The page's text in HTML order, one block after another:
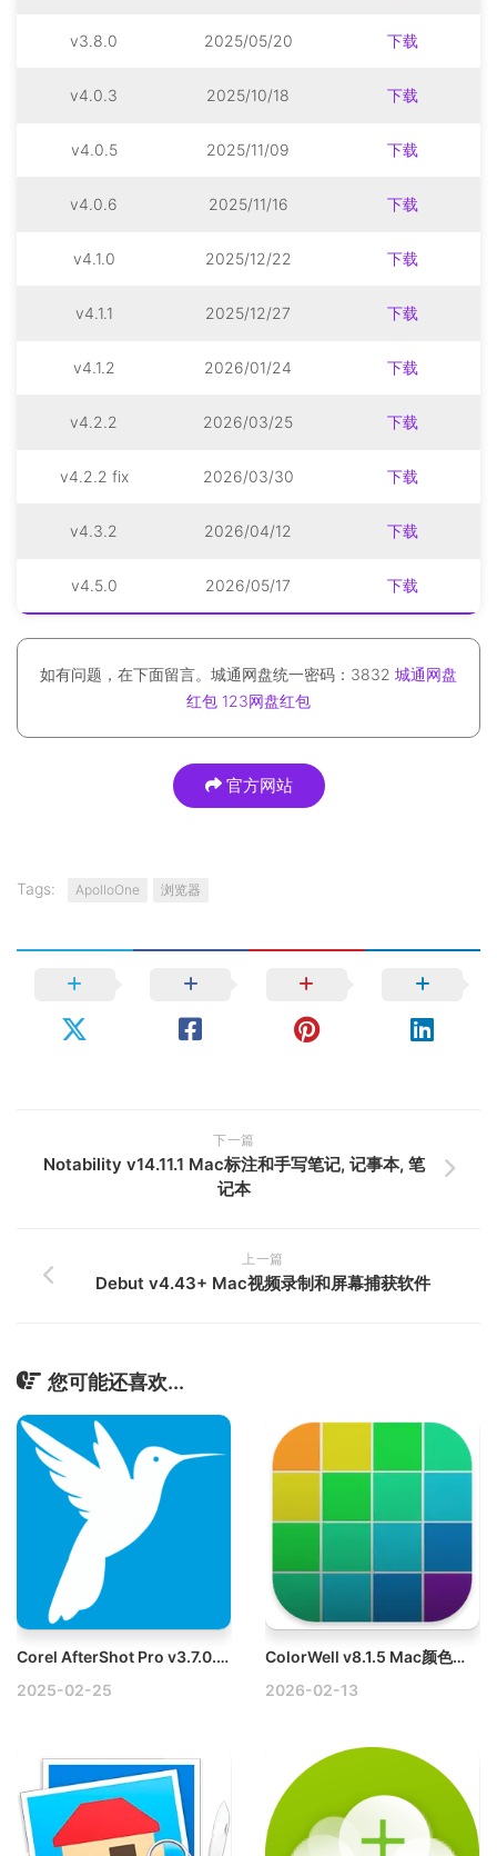
v3.8.0 2025/05/20 下载
v4.0.3 2025/10/18 下载
v4.0.5 2025/11/09 下载
v4.0.6 2025/11/16 下载
v4.1.0 2025/12/22 下载
v4.1.1 2025/12/27 下载
v4.1.2 2026/01/24 下载
v4.2.2 2026/03/25 下载
v4.2.2 fix 2026/03/30 下载
v4.3.2 2026/04/12 下载
v4.5.0 2026/05/17 下载
如有问题，在下面留言。城通网盘统一密码：3832 城通网盘
红包 123网盘红包
官方网站
Tags: ApolloOne 浏览器
下一篇
Notability v14.11.1 Mac标注和手写笔记, 记事本, 笔
记本
上一篇
Debut v4.43+ Mac视频录制和屏幕捕获软件
您可能还喜欢...
Corel AfterShot Pro v3.7.0.446 Mac RAW照片管理编辑器破解版
2025-02-25
ColorWell v8.1.5 Mac颜色代码提取工具破解版
2026-02-13